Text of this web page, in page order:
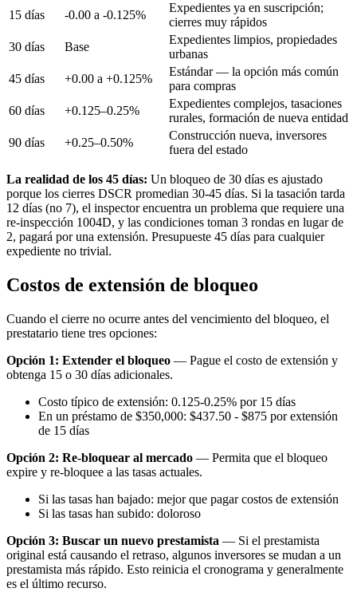
15 días -0.00 a -0.125%
Expedientes ya en suscripción;
cierres muy rápidos
30 días
Base
Expedientes limpios, propiedades
urbanas
45 días
+0.00 a +0.125%
Estándar — la opción más común
para compras
60 días
+0.125–0.25%
Expedientes complejos, tasaciones
rurales, formación de nueva entidad
90 días
+0.25–0.50%
Construcción nueva, inversores
fuera del estado
La realidad de los 45 días: Un bloqueo de 30 días es ajustado
porque los cierres DSCR promedian 30-45 días. Si la tasación tarda
12 días (no 7), el inspector encuentra un problema que requiere una
re-inspección 1004D, y las condiciones toman 3 rondas en lugar de
2, pagará por una extensión. Presupueste 45 días para cualquier
expediente no trivial.
Costos de extensión de bloqueo
Cuando el cierre no ocurre antes del vencimiento del bloqueo, el
prestatario tiene tres opciones:
Opción 1: Extender el bloqueo — Pague el costo de extensión y
obtenga 15 o 30 días adicionales.
Costo típico de extensión: 0.125-0.25% por 15 días
En un préstamo de $350,000: $437.50 - $875 por extensión
de 15 días
Opción 2: Re-bloquear al mercado — Permita que el bloqueo
expire y re-bloquee a las tasas actuales.
Si las tasas han bajado: mejor que pagar costos de extensión
Si las tasas han subido: doloroso
Opción 3: Buscar un nuevo prestamista — Si el prestamista
original está causando el retraso, algunos inversores se mudan a un
prestamista más rápido. Esto reinicia el cronograma y generalmente
es el último recurso.